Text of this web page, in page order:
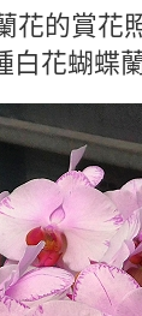
花的賞花
白花蝴蝶